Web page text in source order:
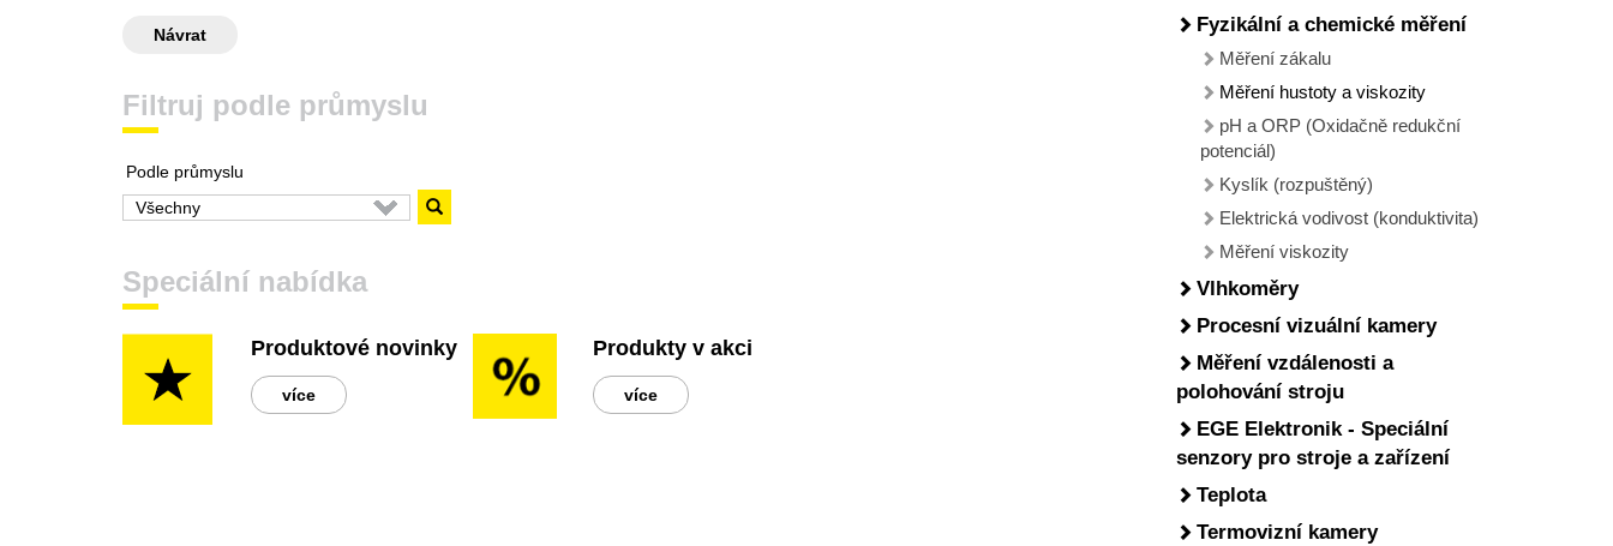
Fyzikální a chemické měření
Měření zákalu
Měření hustoty a viskozity
pH a ORP (Oxidačně redukční
potenciál)
Kyslík (rozpuštěný)
Elektrická vodivost (konduktivita)
Měření viskozity
Vlhkoměry
Procesní vizuální kamery
Měření vzdálenosti a
polohování stroju
EGE Elektronik - Speciální
senzory pro stroje a zařízení
Teplota
Termovizní kamery
Návrat
Filtruj podle průmyslu
Podle průmyslu
Speciální nabídka
Produktové novinky
více
Produkty v akci
více